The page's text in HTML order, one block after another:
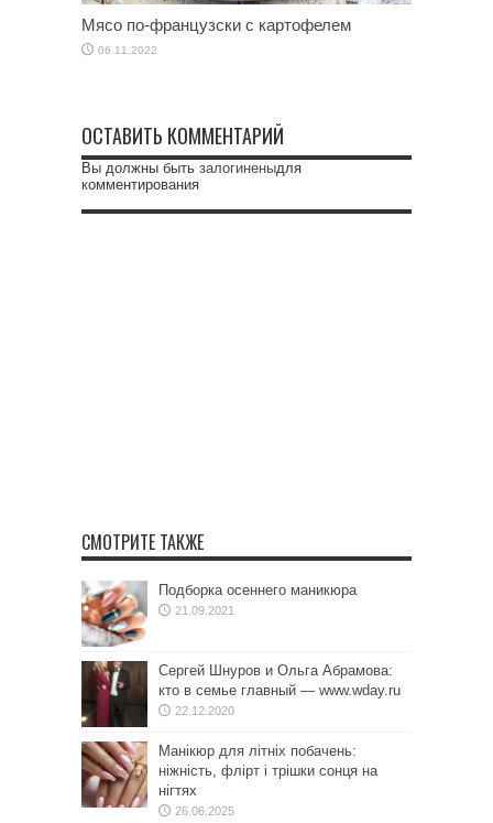
Мясо по-французски с картофелем
06.11.2022
ОСТАВИТЬ КОММЕНТАРИЙ
Вы должны быть залогиненыдля
комментирования
СМОТРИТЕ ТАКЖЕ
Подборка осеннего маникюра
21.09.2021
Сергей Шнуров и Ольга Абрамова:
кто в семье главный — www.wday.ru
22.12.2020
Манікюр для літніх побачень:
ніжність, флірт і трішки сонця на
нігтях
26.06.2025